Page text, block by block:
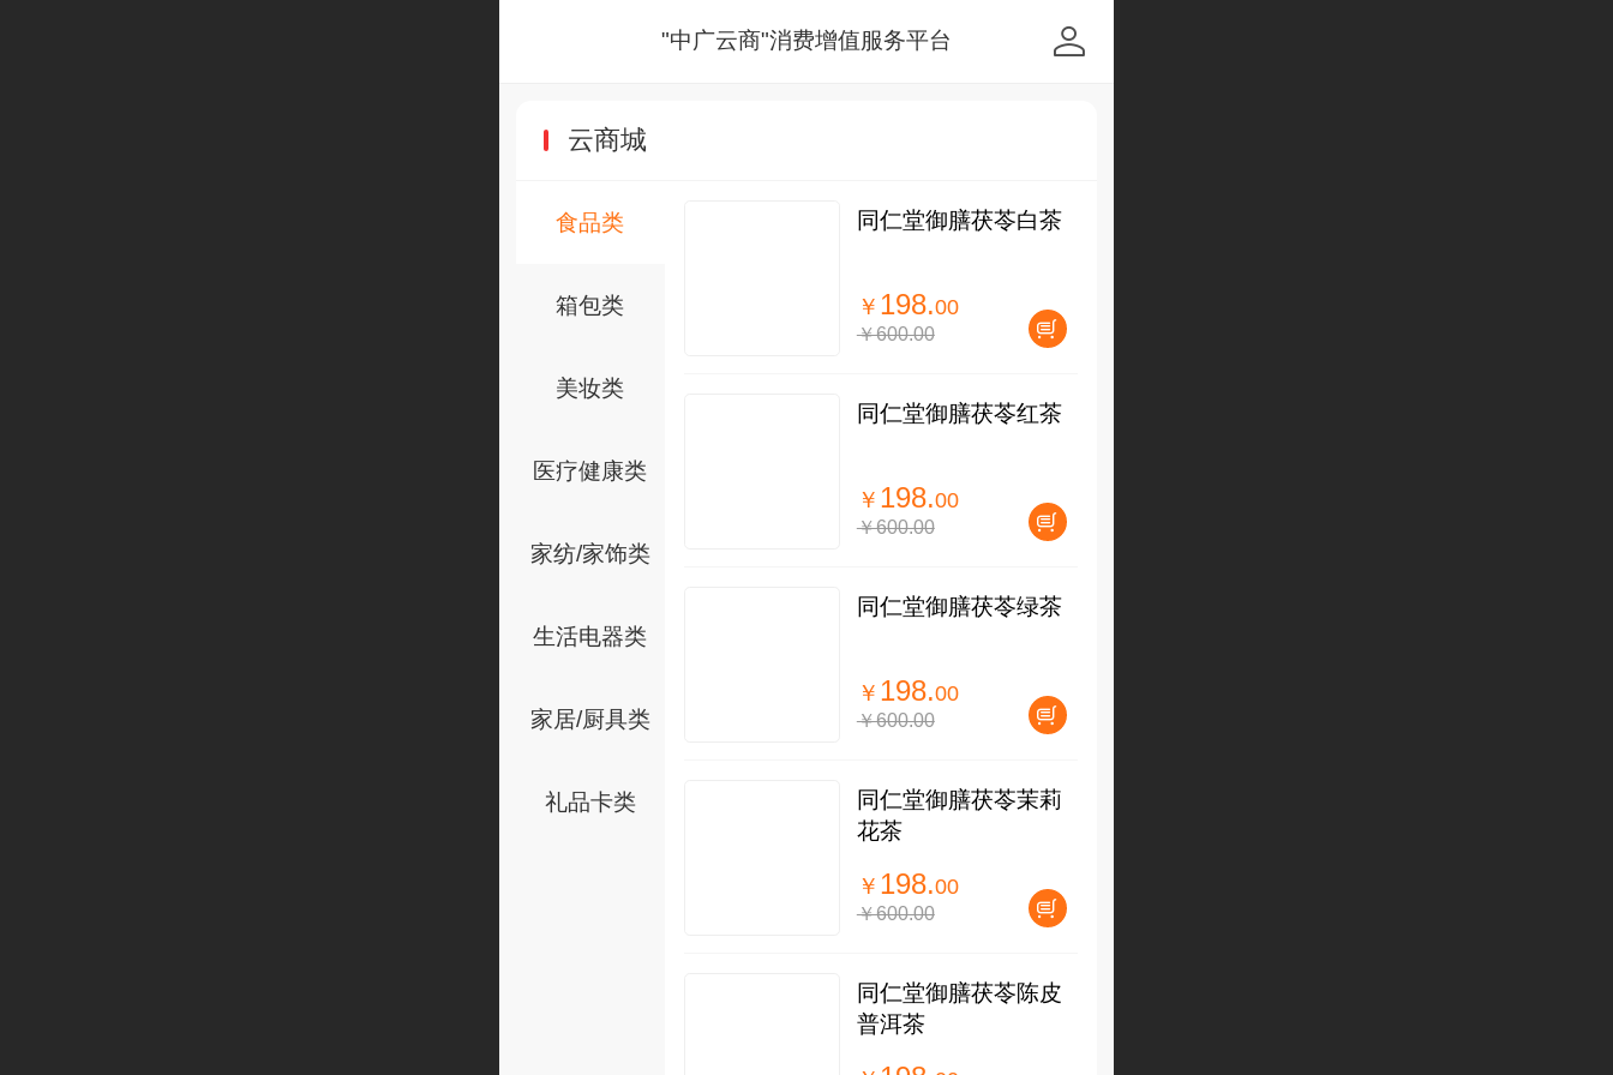
"中广云商"消费增值服务平台
云商城
食品类
箱包类
美妆类
医疗健康类
家纺/家饰类
生活电器类
家居/厨具类
礼品卡类
同仁堂御膳茯苓白茶
￥ 198.00
￥600.00
同仁堂御膳茯苓红茶
￥ 198.00
￥600.00
同仁堂御膳茯苓绿茶
￥ 198.00
￥600.00
同仁堂御膳茯苓茉莉
花茶
￥ 198.00
￥600.00
同仁堂御膳茯苓陈皮
普洱茶